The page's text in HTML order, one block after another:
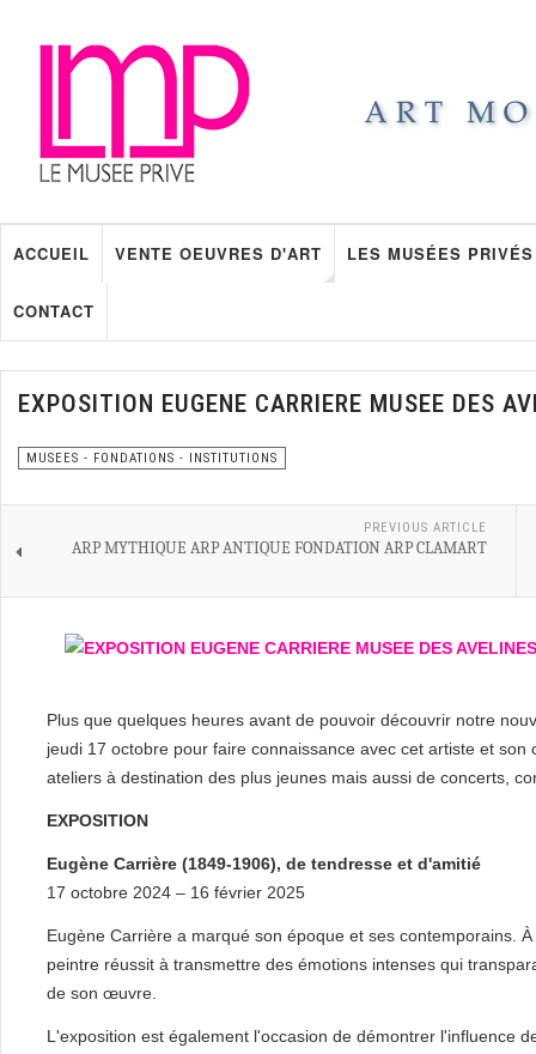
ACCUEIL VENTE OEUVRES D'ART LES MUSÉES PRIVÉS
CONTACT
EXPOSITION EUGENE CARRIERE MUSEE DES
MUSEES - FONDATIONS - INSTITUTIONS
PREVIOUS ARTICLE
ARP MYTHIQUE ARP ANTIQUE FONDATION ARP CLAMART
Plus que quelques heures avant de pouvoir découvrir notre
jeudi 17 octobre pour faire connaissance avec cet artiste et
ateliers à destination des plus jeunes mais aussi de concerts,
EXPOSITION
Eugène Carrière (1849-1906), de tendresse et d'amitié
17 octobre 2024 – 16 février 2025
Eugène Carrière a marqué son époque et ses contemporains.
peintre réussit à transmettre des émotions intenses qui
de son œuvre.
L'exposition est également l'occasion de démontrer l'influence